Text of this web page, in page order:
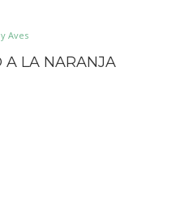
Aves
A LA NARANJA